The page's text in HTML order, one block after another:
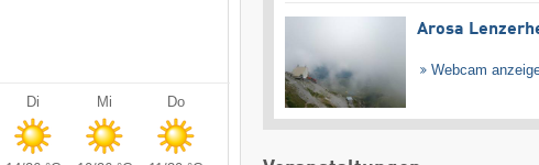
Di Mi Do
Arosa
Webcam